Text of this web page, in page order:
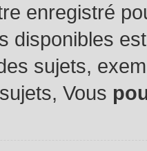
enregistré
disponibles
sujets,
Vous